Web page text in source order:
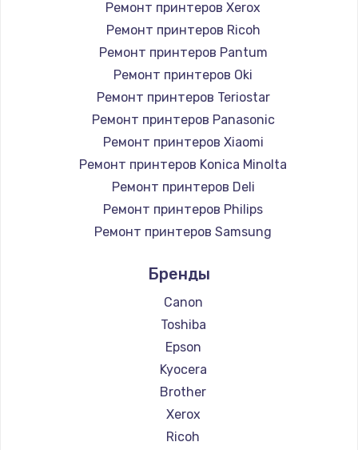
Ремонт принтеров Xerox
Ремонт принтеров Ricoh
Ремонт принтеров Pantum
Ремонт принтеров Oki
Ремонт принтеров Teriostar
Ремонт принтеров Panasonic
Ремонт принтеров Xiaomi
Ремонт принтеров Konica Minolta
Ремонт принтеров Deli
Ремонт принтеров Philips
Ремонт принтеров Samsung
Ремонт принтеров Lexmark
Ремонт принтеров Sharp
Ремонт принтеров TSC
Ремонт принтеров Fujitsu
Ремонт принтеров Godex
Бренды
Canon
Toshiba
Epson
Kyocera
Brother
Xerox
Ricoh